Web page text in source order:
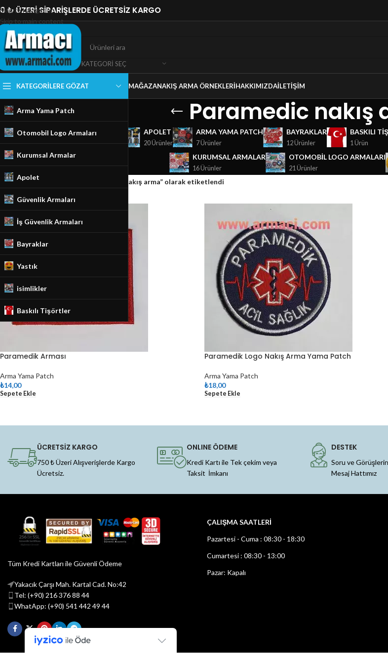
Skip to navigation
Skip to main content
₺ ÜZERİ SİPARİŞLERDE ÜCRETSİZ KARGO
KATEGORI SEÇ
KATEGORILERE GÖZAT
Arma Yama Patch
Otomobil Logo Armaları
Kurumsal Armalar
Apolet
Güvenlik Armaları
İş Güvenlik Armaları
Bayraklar
Yastık
isimlikler
Baskılı Tişörtler
MAĞAZANAKIŞ ARMA ÖRNEKLERIHAKKIMIZDAİLETIŞIM
Paramedic nakış
GÜVENLIK ARMALARI
18 Ürünler
APOLET
20 Ürünler
ARMA YAMA PATCH
7 Ürünler
BAYRAKLAR
12 Ürünler
BASKILI
1 Ürün
KURUMSAL ARMALAR
16 Ürünler
OTOMOBIL LOGO ARMALARI
21 Ürünler
Ana Sayfa/Mağaza Ürünler “Paramedic nakış arma” olarak etiketlendi
Paramedik Arması
Arma Yama Patch
₺14,00
Sepete Ekle
Paramedik Logo Nakış Arma Yama Patch
Arma Yama Patch
₺18,00
Sepete Ekle
ÜCRETSİZ KARGO
750 ₺ Üzeri Alışverişlerde Kargo
Ücretsiz.
ONLINE ÖDEME
Kredi Kartı ile Tek çekim veya
Taksit İmkanı
DESTEK
Soru ve
Mesaj Hattımız
Tüm Kredi Kartları ile Güvenli Ödeme
Yakacık Çarşı Mah. Kartal Cad. No:42
Tel: (+90) 216 376 88 44
WhatApp: (+90) 541 442 49 44
ÇALIŞMA SAATLERİ
Pazartesi - Cuma : 08:30 - 18:30
Cumartesi : 08:30 - 13:00
Pazar: Kapalı